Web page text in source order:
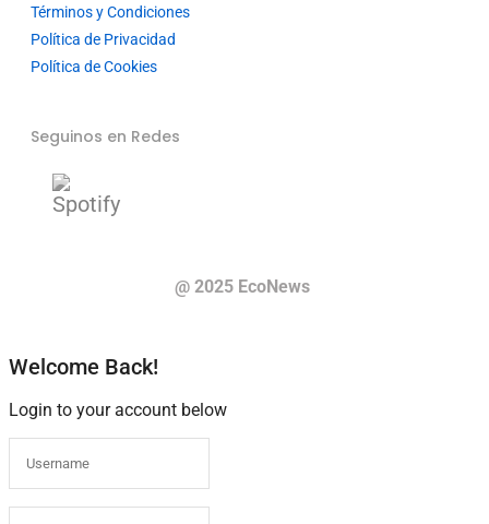
Términos y Condiciones
Política de Privacidad
Política de Cookies
Seguinos en Redes
@ 2025 EcoNews
Welcome Back!
Login to your account below